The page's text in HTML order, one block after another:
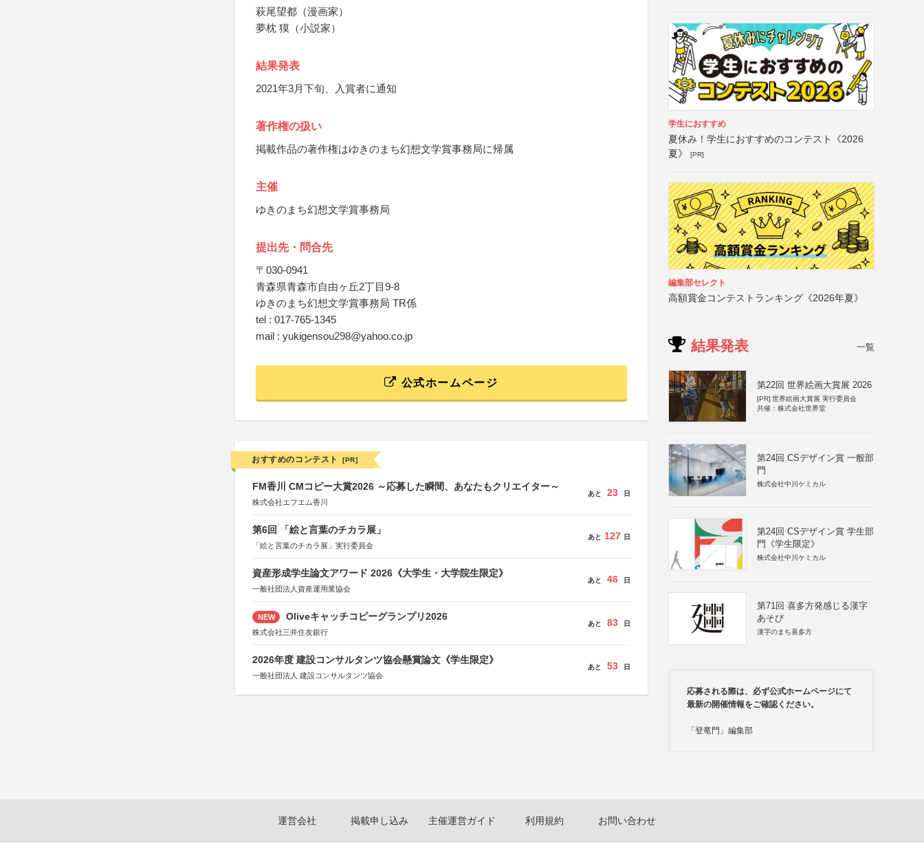
萩尾望都（漫画家）
夢枕 獏（小説家）
結果発表
2021年3月下旬、入賞者に通知
著作権の扱い
掲載作品の著作権はゆきのまち幻想文学賞事務局に帰属
主催
ゆきのまち幻想文学賞事務局
提出先・問合先
〒030-0941
青森県青森市自由ヶ丘2丁目9-8
ゆきのまち幻想文学賞事務局 TR係
tel : 017-765-1345
mail : yukigensou298@yahoo.co.jp
公式ホームページ
おすすめのコンテスト [PR]
FM香川 CMコピー大賞2026 ～応募した瞬間、あなたもクリエイター～
株式会社エフエム香川
あと 23 日
第6回 「絵と言葉のチカラ展」
「絵と言葉のチカラ展」実行委員会
あと 127 日
資産形成学生論文アワード 2026《大学生・大学院生限定》
一般社団法人資産運用業協会
あと 46 日
NEW Oliveキャッチコピーグランプリ2026
株式会社三井住友銀行
あと 83 日
2026年度 建設コンサルタンツ協会懸賞論文《学生限定》
一般社団法人 建設コンサルタンツ協会
あと 53 日
学生におすすめ
夏休み！学生におすすめのコンテスト《2026
夏》
[PR]
編集部セレクト
高額賞金コンテストランキング《2026年夏》
結果発表 一覧
第22回 世界絵画大賞展 2026
[PR] 世界絵画大賞展 実行委員会
共催：株式会社世界堂
第24回 CSデザイン賞 一般部
門
株式会社中川ケミカル
第24回 CSデザイン賞 学生部
門《学生限定》
株式会社中川ケミカル
第71回 喜多方発感じる漢字
あそび
漢字のまち喜多方
応募される際は、必ず公式ホームページにて
最新の開催情報をご確認ください。
「登竜門」編集部
運営会社 掲載申し込み 主催運営ガイド 利用規約 お問い合わせ